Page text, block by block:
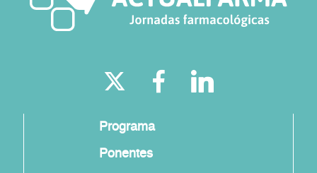
Programa
Ponentes